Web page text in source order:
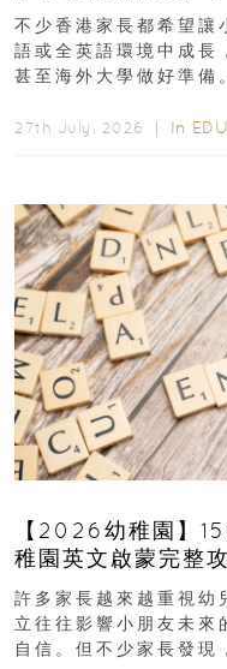
不少香港家長都希望讓
語或全英語環境中成長
甚至海外大學做好準備
27th July, 2026 ｜ In
【2026幼稚園】
稚園英文啟蒙完整
許多家長越來越重視幼
立往往影響小朋友未來
自信。但不少家長發現